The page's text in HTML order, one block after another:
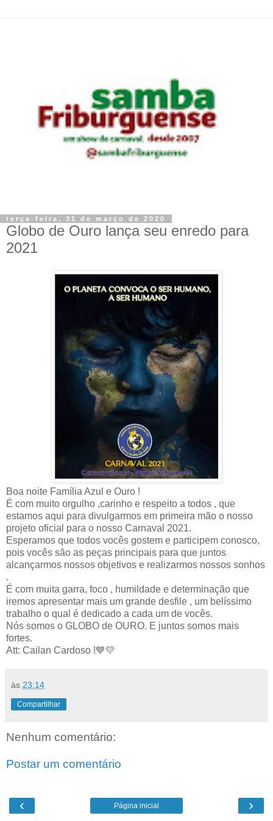
terça-feira, 31 de março de 2020
Globo de Ouro lança seu enredo para
2021
Boa noite Família Azul e Ouro !
É com muito orgulho ,carinho e respeito a todos , que
estamos aqui para divulgarmos em primeira mão o nosso
projeto oficial para o nosso Carnaval 2021.
Esperamos que todos vocês gostem e participem conosco,
pois vocês são as peças principais para que juntos
alcançarmos nossos objetivos e realizarmos nossos sonhos
.
É com muita garra, foco , humildade e determinação que
iremos apresentar mais um grande desfile , um belíssimo
trabalho o qual é dedicado a cada um de vocês.
Nós somos o GLOBO de OURO. E juntos somos mais
fortes.
Att: Cailan Cardoso !💙💛
às 23:14
Compartilhar
Nenhum comentário:
Postar um comentário
‹ ›
Página inicial